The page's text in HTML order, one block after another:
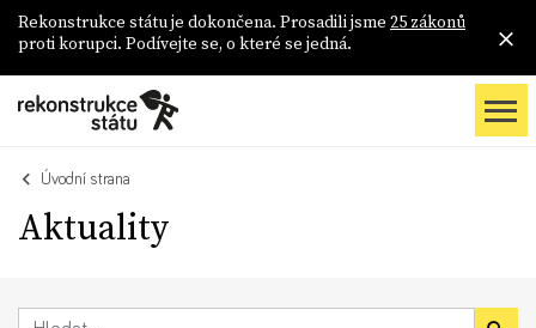
Rekonstrukce státu je dokončena. Prosadili jsme 25 zákonů
proti korupci. Podívejte se, o které se jedná.
Úvodní strana
Aktuality